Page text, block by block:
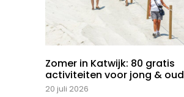
Zomer in Katwijk: 80 gratis
activiteiten voor jong & oud
20 juli 2026